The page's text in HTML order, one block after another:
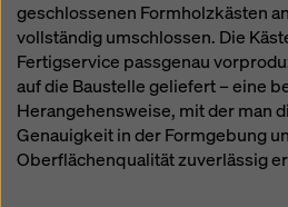
geschlossenen Formholzkästen
vollständig umschlossen. Die
Fertigservice passgenau
auf die Baustelle geliefert – eine
Herangehensweise, mit der man
Genauigkeit in der Formgebung
Oberflächenqualität zuverlässig